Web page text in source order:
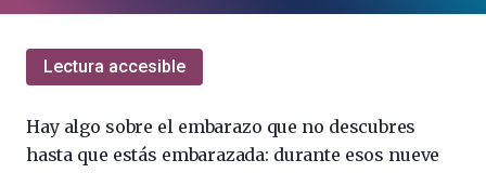
Lectura accesible
Hay algo sobre el embarazo que no descubres
hasta que estás embarazada: durante esos nueve